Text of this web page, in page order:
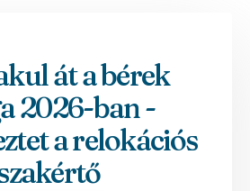
át a bérek
2026-ban -
a relokációs